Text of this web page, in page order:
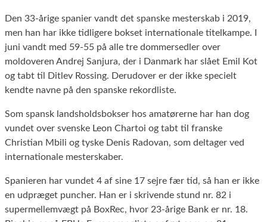
Den 33-årige spanier vandt det spanske mesterskab i 2019,
men han har ikke tidligere bokset internationale titelkampe. I
juni vandt med 59-55 på alle tre dommersedler over
moldoveren Andrej Sanjura, der i Danmark har slået Emil Kot
og tabt til Ditlev Rossing. Derudover er der ikke specielt
kendte navne på den spanske rekordliste.
Som spansk landsholdsbokser hos amatørerne har han dog
vundet over svenske Leon Chartoi og tabt til franske
Christian Mbili og tyske Denis Radovan, som deltager ved
internationale mesterskaber.
Spanieren har vundet 4 af sine 17 sejre fær tid, så han er ikke
en udpræget puncher. Han er i skrivende stund nr. 82 i
supermellemvægt på BoxRec, hvor 23-årige Bank er nr. 18.